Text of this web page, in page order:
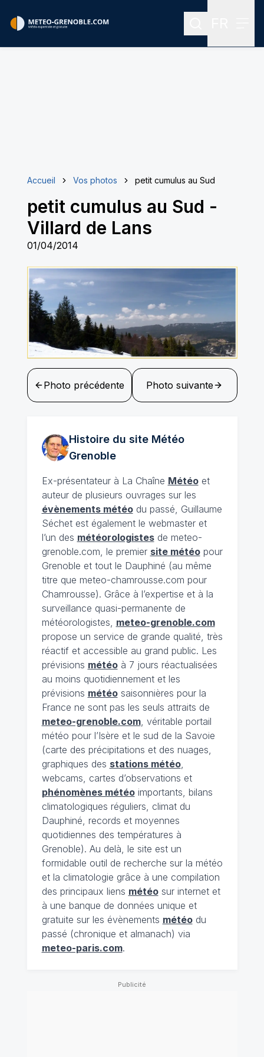
Rechercher
Accueil Vos photos petit cumulus au Sud
petit cumulus au Sud -
Villard de Lans
01/04/2014
Photo précédente Photo suivante
Histoire du site Météo
Grenoble
Ex-présentateur à La Chaîne Météoet
auteur de plusieurs ouvrages sur les
évènements météodu passé, Guillaume
Séchet est également le webmaster et
l’un des météorologistesde meteo-
grenoble.com, le premier site météopour
Grenoble et tout le Dauphiné (au même
titre que meteo-chamrousse.com pour
Chamrousse). Grâce à l’expertise et à la
surveillance quasi-permanente de
météorologistes, meteo-grenoble.com
propose un service de grande qualité, très
réactif et accessible au grand public. Les
prévisions météoà 7 jours réactualisées
au moins quotidiennement et les
prévisions météosaisonnières pour la
France ne sont pas les seuls attraits de
meteo-grenoble.com, véritable portail
météo pour l’Isère et le sud de la Savoie
(carte des précipitations et des nuages,
graphiques des stations météo,
webcams, cartes d’observations et
phénomènes météoimportants, bilans
climatologiques réguliers, climat du
Dauphiné, records et moyennes
quotidiennes des températures à
Grenoble). Au delà, le site est un
formidable outil de recherche sur la météo
et la climatologie grâce à une compilation
des principaux liens météosur internet et
à une banque de données unique et
gratuite sur les évènements météodu
passé (chronique et almanach) via
meteo-paris.com.